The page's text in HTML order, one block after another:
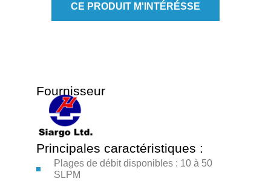
CE PRODUIT M'INTÉRÉSSE
Fournisseur
Principales caractéristiques :
Plages de débit disponibles : 10 à 50
SLPM